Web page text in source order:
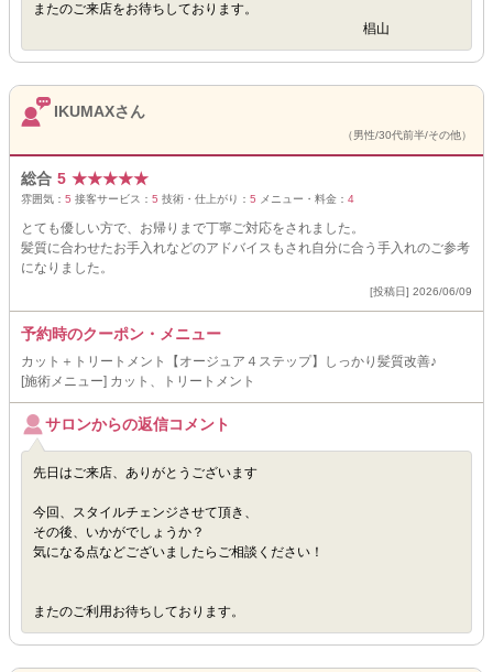
またのご来店をお待ちしております。
椙山
IKUMAXさん
（男性/30代前半/その他）
総合 5 ★★★★★
雰囲気： 5 接客サービス： 5 技術・仕上がり： 5 メニュー・料金： 4
とても優しい方で、お帰りまで丁寧ご対応をされました。
髪質に合わせたお手入れなどのアドバイスもされ自分に合う手入れのご参考
になりました。
[投稿日] 2026/06/09
予約時のクーポン・メニュー
カット＋トリートメント【オージュア４ステップ】しっかり髪質改善♪
[施術メニュー] カット、トリートメント
サロンからの返信コメント
先日はご来店、ありがとうございます
今回、スタイルチェンジさせて頂き、
その後、いかがでしょうか？
気になる点などございましたらご相談ください！
またのご利用お待ちしております。